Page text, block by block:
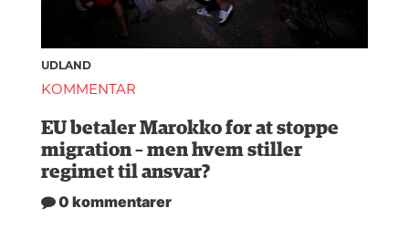
UDLAND
KOMMENTAR
EU betaler Marokko for at stoppe
migration – men hvem stiller
regimet til ansvar?
0 kommentarer